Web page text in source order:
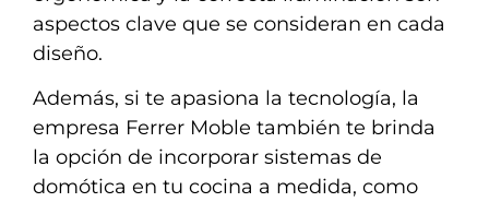
aspectos clave que se consideran en cada
diseño.
Además, si te apasiona la tecnología, la
empresa Ferrer Moble también te brinda
la opción de incorporar sistemas de
domótica en tu cocina a medida, como